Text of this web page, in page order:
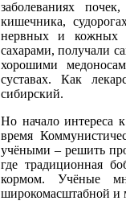
заболеваниях
кишечника,
нервных и кожных
сахарами, получали
хорошими
суставах. Как
сибирский.
Но начало интереса
время
учёными – решить
где традиционная
кормом. Учёные
широкомасштабной и